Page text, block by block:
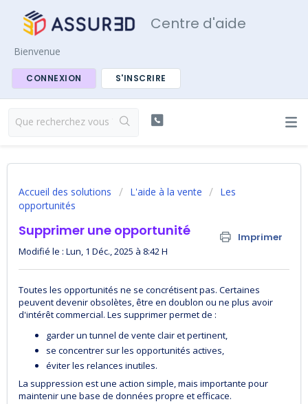
Centre d'aide
Bienvenue
CONNEXION S'INSCRIRE
Accueil des solutions L'aide à la vente
Les
opportunités
Supprimer une opportunité Imprimer
Modifié le : Lun, 1 Déc., 2025 à 8:42 H
Toutes les opportunités ne se concrétisent pas. Certaines
peuvent devenir obsolètes, être en doublon ou ne plus avoir
d'intérêt commercial. Les supprimer permet de :
garder un tunnel de vente clair et pertinent,
se concentrer sur les opportunités actives,
éviter les relances inutiles.
La suppression est une action simple, mais importante pour
maintenir une base de données propre et efficace.